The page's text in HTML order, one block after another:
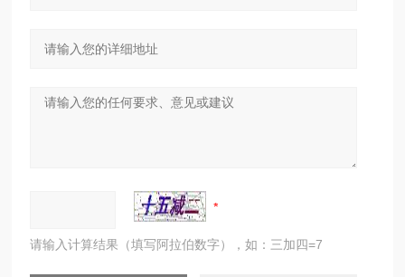
请输入计算结果（填写阿拉伯数字），如：三加四=7